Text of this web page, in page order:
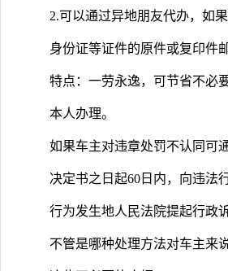
2.可以通过异地朋友代办，如
身份证等证件的原件或复印件
特点：一劳永逸，可节省不必
本人办理。
如果车主对违章处罚不认同可
决定书之日起60日内，向违法
行为发生地人民法院提起行政诉
不管是哪种处理方法对车主来